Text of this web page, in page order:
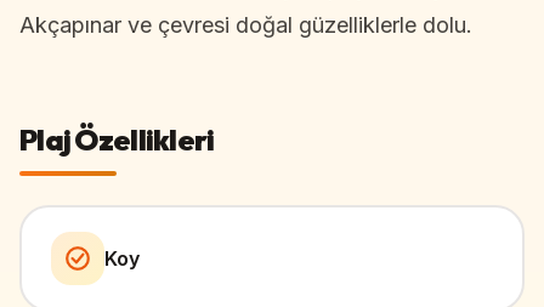
Akçapınar ve çevresi doğal güzelliklerle dolu.
Plaj Özellikleri
Koy